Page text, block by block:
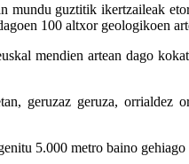
mundu guztitik ikertzaileak
100 altxor geologikoen
mendien artean dago
geruzaz geruza, orrialdez
5.000 metro baino